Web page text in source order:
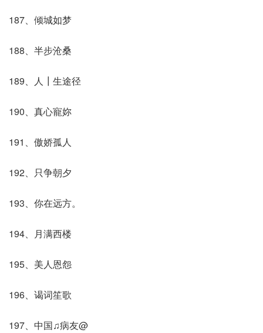
187、倾城如梦
188、半步沧桑
189、人┃生途径
190、真心寵妳ゞ
191、傲娇孤人
192、只争朝夕
193、你在远方。
194、月满西楼
195、美人恩怨
196、谒词笙歌
197、中国♫病友@